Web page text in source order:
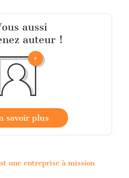
aussi
auteur !
savoir plus
une entreprise à mission